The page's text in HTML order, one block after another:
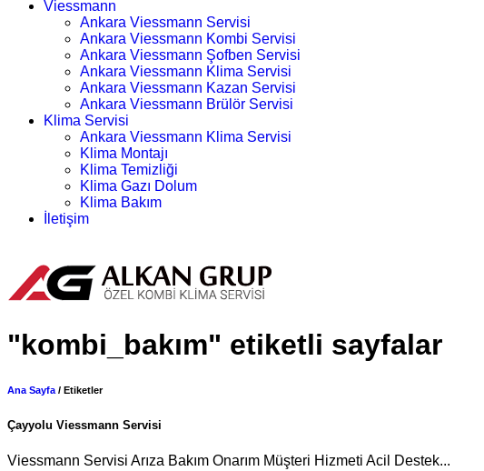
Viessmann
Ankara Viessmann Servisi
Ankara Viessmann Kombi Servisi
Ankara Viessmann Şofben Servisi
Ankara Viessmann Klima Servisi
Ankara Viessmann Kazan Servisi
Ankara Viessmann Brülör Servisi
Klima Servisi
Ankara Viessmann Klima Servisi
Klima Montajı
Klima Temizliği
Klima Gazı Dolum
Klima Bakım
İletişim
"kombi_bakım" etiketli sayfalar
Ana Sayfa/ Etiketler
Çayyolu Viessmann Servisi
Viessmann Servisi Arıza Bakım Onarım Müşteri Hizmeti Acil Destek...